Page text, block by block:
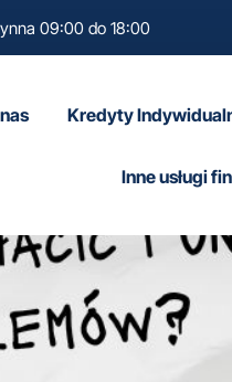
09:00 do 18:00
Kredyty
Inne usługi